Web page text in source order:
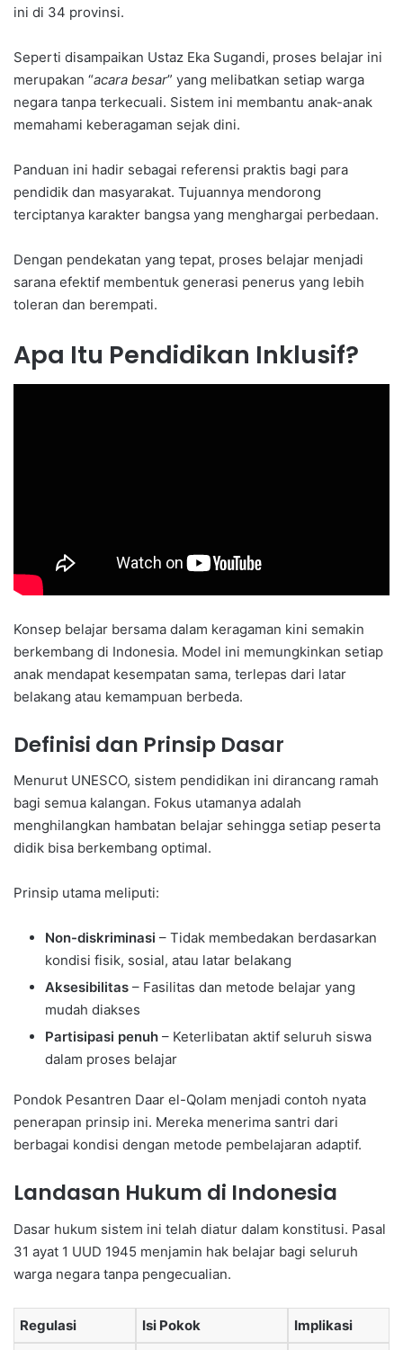
ini di 34 provinsi.
Seperti disampaikan Ustaz Eka Sugandi, proses belajar ini
merupakan “acara besar” yang melibatkan setiap warga
negara tanpa terkecuali. Sistem ini membantu anak-anak
memahami keberagaman sejak dini.
Panduan ini hadir sebagai referensi praktis bagi para
pendidik dan masyarakat. Tujuannya mendorong
terciptanya karakter bangsa yang menghargai perbedaan.
Dengan pendekatan yang tepat, proses belajar menjadi
sarana efektif membentuk generasi penerus yang lebih
toleran dan berempati.
Apa Itu Pendidikan Inklusif?
Konsep belajar bersama dalam keragaman kini semakin
berkembang di Indonesia. Model ini memungkinkan setiap
anak mendapat kesempatan sama, terlepas dari latar
belakang atau kemampuan berbeda.
Definisi dan Prinsip Dasar
Menurut UNESCO, sistem pendidikan ini dirancang ramah
bagi semua kalangan. Fokus utamanya adalah
menghilangkan hambatan belajar sehingga setiap peserta
didik bisa berkembang optimal.
Prinsip utama meliputi:
Non-diskriminasi – Tidak membedakan berdasarkan
kondisi fisik, sosial, atau latar belakang
Aksesibilitas – Fasilitas dan metode belajar yang
mudah diakses
Partisipasi penuh – Keterlibatan aktif seluruh siswa
dalam proses belajar
Pondok Pesantren Daar el-Qolam menjadi contoh nyata
penerapan prinsip ini. Mereka menerima santri dari
berbagai kondisi dengan metode pembelajaran adaptif.
Landasan Hukum di Indonesia
Dasar hukum sistem ini telah diatur dalam konstitusi. Pasal
31 ayat 1 UUD 1945 menjamin hak belajar bagi seluruh
warga negara tanpa pengecualian.
Regulasi Isi Pokok Implikasi